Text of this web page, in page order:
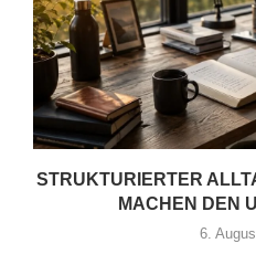
STRUKTURIERTER
MACHEN DEN
6.